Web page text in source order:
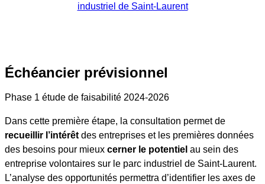
industriel de Saint-Laurent
Échéancier prévisionnel
Phase 1 étude de faisabilité 2024-2026
Dans cette première étape, la consultation permet de
recueillir l’intérêt des entreprises et les premières données
des besoins pour mieux cerner le potentiel au sein des
entreprise volontaires sur le parc industriel de Saint-Laurent.
L’analyse des opportunités permettra d’identifier les axes de